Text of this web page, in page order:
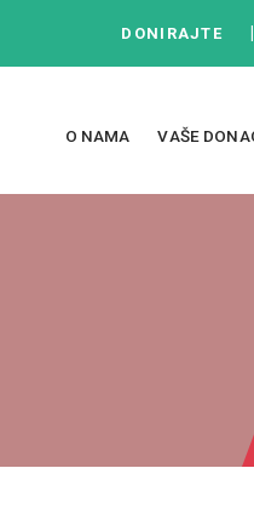
DONIRAJTE
O NAMA VAŠE